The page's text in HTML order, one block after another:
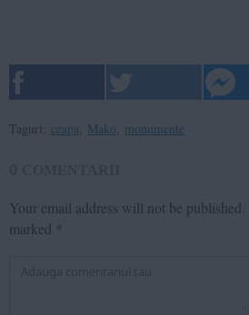
Taguri: ceapa, Mako, monumente
Your email address will not be published.
marked *